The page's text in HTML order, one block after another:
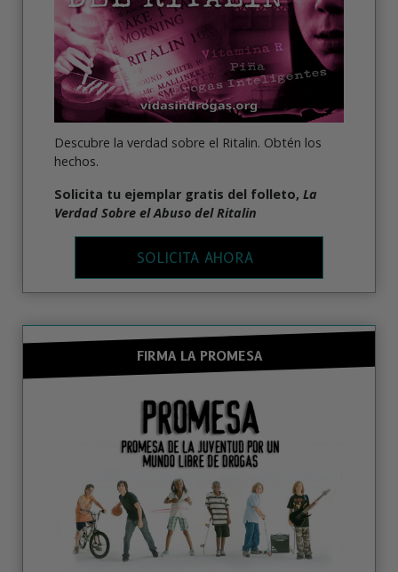
Descubre la verdad sobre el Ritalin. Obtén los
hechos.
Solicita tu ejemplar gratis del folleto, La
Verdad Sobre el Abuso del Ritalin
SOLICITA AHORA
FIRMA LA PROMESA